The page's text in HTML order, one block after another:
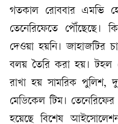
গতকাল রোববার এমভি
তেনেরিফেতে পৌঁছেছে।
দেওয়া হয়নি। জাহাজটির
বলয় তৈরি করা হয়। টহল
রাখা হয় সামরিক পুলিশ,
মেডিকেল টিম। তেনেরিফের
হয়েছে বিশেষ